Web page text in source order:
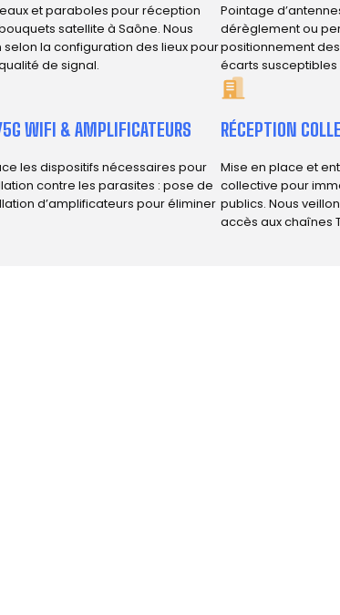
et paraboles pour réception
satellite à Saône. Nous
selon la configuration des lieux pour
de signal.
Pointage
dérèglement ou
positionnement
écarts susceptibles
WIFI & AMPLIFICATEURS
les dispositifs nécessaires pour
contre les parasites : pose de
d’amplificateurs pour éliminer
RÉCEPTION
Mise en place et
collective pour
publics. Nous
accès aux chaînes